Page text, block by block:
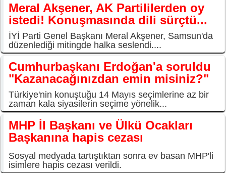
Meral Akşener, AK Partililerden oy
istedi! Konuşmasında dili sürçtü...
İYİ Parti Genel Başkanı Meral Akşener, Samsun'da
düzenlediği mitingde halka seslendi....
Cumhurbaşkanı Erdoğan'a soruldu
"Kazanacağınızdan emin misiniz?"
Türkiye'nin konuştuğu 14 Mayıs seçimlerine az bir
zaman kala siyasilerin seçime yönelik...
MHP İl Başkanı ve Ülkü Ocakları
Başkanına hapis cezası
Sosyal medyada tartıştıktan sonra ev basan MHP'li
isimlere hapis cezası verildi.